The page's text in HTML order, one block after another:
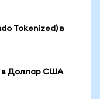
Tokenized) в
в Доллар США